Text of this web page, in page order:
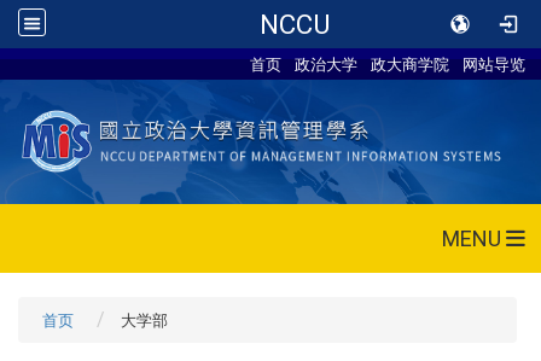
NCCU
首页 政治大学 政大商学院 网站导览
MENU
首页 大学部